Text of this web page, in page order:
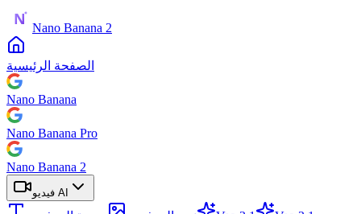
Nano Banana 2
الصفحة الرئيسية
Nano Banana
Nano Banana Pro
Nano Banana 2
فيديو AI